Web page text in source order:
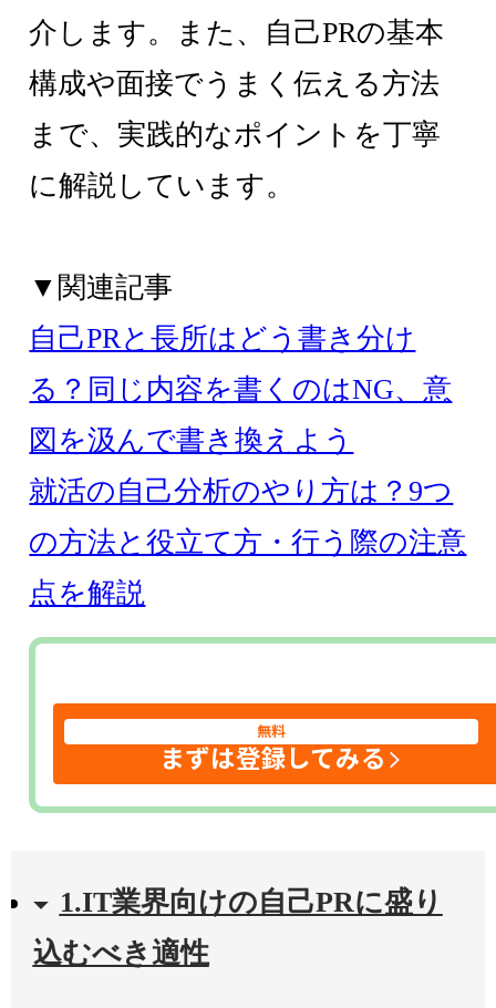
介します。また、自己PRの基本
構成や面接でうまく伝える方法
まで、実践的なポイントを丁寧
に解説しています。
▼関連記事
自己PRと長所はどう書き分け
る？同じ内容を書くのはNG、意
図を汲んで書き換えよう
就活の自己分析のやり方は？9つ
の方法と役立て方・行う際の注意
点を解説
無料
まずは登録してみる
1.IT業界向けの自己PRに盛り
込むべき適性